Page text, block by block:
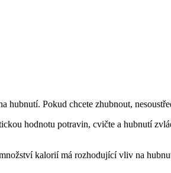
Pokud chcete zhubnout,
hodnotu potravin, cvičte a hubnutí
kalorií má rozhodující vliv na